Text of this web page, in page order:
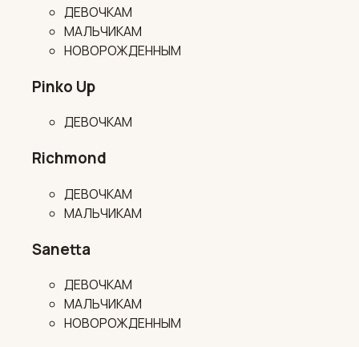
ДЕВОЧКАМ
МАЛЬЧИКАМ
НОВОРОЖДЕННЫМ
Pinko Up
ДЕВОЧКАМ
Richmond
ДЕВОЧКАМ
МАЛЬЧИКАМ
Sanetta
ДЕВОЧКАМ
МАЛЬЧИКАМ
НОВОРОЖДЕННЫМ